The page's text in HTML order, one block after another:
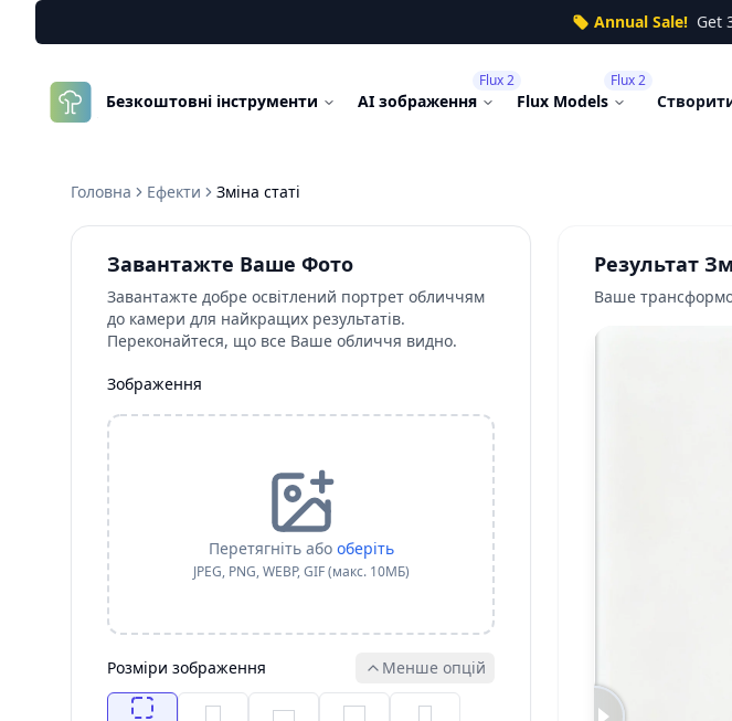
Annual Sale! Get
AI
Безкоштовні інструменти AI зображення
Flux 2
Flux Models
Flux 2
Головна Ефекти Зміна статі
Завантажте Ваше Фото
Завантажте добре освітлений портрет обличчям
до камери для найкращих результатів.
Переконайтеся, що все Ваше обличчя видно.
Зображення
Перетягніть або оберіть
JPEG, PNG, WEBP, GIF (макс. 10МБ)
Розміри зображення Менше опцій
Результат
Ваше